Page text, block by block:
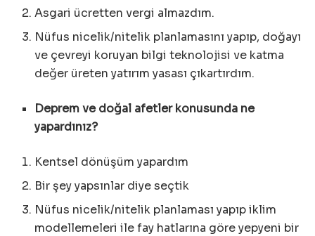
Asgari ücretten vergi almazdım.
Nüfus nicelik/nitelik planlamasını yapıp, doğayı
ve çevreyi koruyan bilgi teknolojisi ve katma
değer üreten yatırım yasası çıkartırdım.
Deprem ve doğal afetler konusunda ne
yapardınız?
Kentsel dönüşüm yapardım
Bir şey yapsınlar diye seçtik
Nüfus nicelik/nitelik planlaması yapıp iklim
modellemeleri ile fay hatlarına göre yepyeni bir